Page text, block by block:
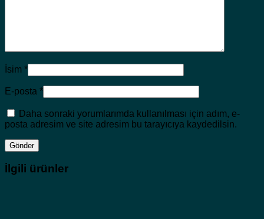
İsim *
E-posta *
Daha sonraki yorumlarımda kullanılması için adım, e-
posta adresim ve site adresim bu tarayıcıya kaydedilsin.
İlgili ürünler